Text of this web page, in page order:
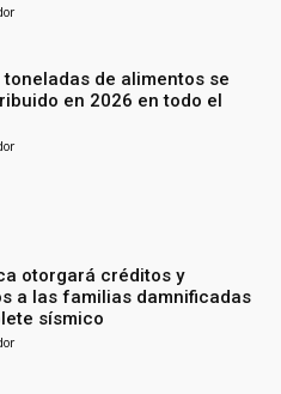
toneladas de alimentos se
en 2026 en todo el
otorgará créditos y
a las familias damnificadas
sísmico